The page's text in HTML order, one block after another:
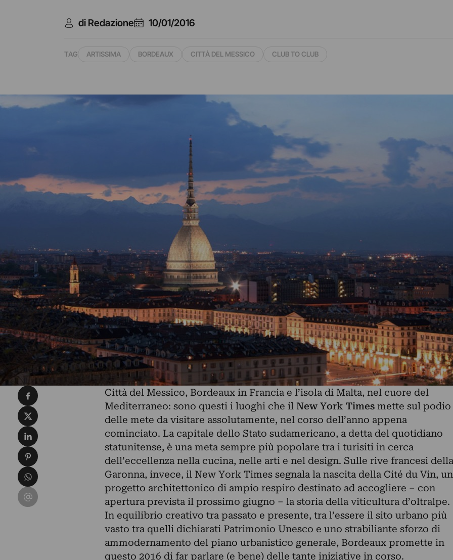
di Redazione 10/01/2016
TAG ARTISSIMA BORDEAUX CITTÀ DEL MESSICO CLUB TO CLUB
Città del Messico, Bordeaux in Francia e l’isola di Malta, nel cuore del
Mediterraneo: sono questi i luoghi che il New York Timesmette sul podio
delle mete da visitare assolutamente, nel corso dell’anno appena
cominciato. La capitale dello Stato sudamericano, a detta del quotidiano
statunitense, è una meta sempre più popolare tra i turisiti in cerca
dell’eccellenza nella cucina, nelle arti e nel design. Sulle rive francesi della
Garonna, invece, il New York Times segnala la nascita della Cité du Vin, un
progetto architettonico di ampio respiro destinato ad accogliere – con
apertura prevista il prossimo giugno – la storia della viticultura d’oltralpe.
In equilibrio creativo tra passato e presente, tra l’essere il sito urbano più
vasto tra quelli dichiarati Patrimonio Unesco e uno strabiliante sforzo di
ammodernamento del piano urbanistico generale, Bordeaux promette in
questo 2016 di far parlare (e bene) delle tante iniziative in corso.
Condividi su Facebook
Condividi su X
Condividi su LinkedIn
Condividi su Pinterest
Condividi su WhatsApp
Condividi su Email